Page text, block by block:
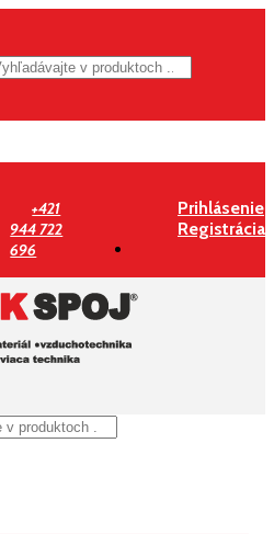
+421
944 722
696
Prihlásenie
Registrácia